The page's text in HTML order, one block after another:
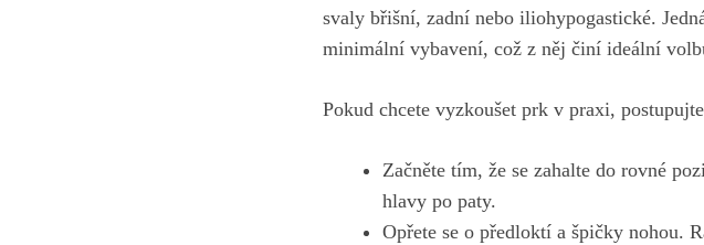
svaly břišní, zadní nebo iliohypogastické.
minimální vybavení, což z něj činí ideální
Pokud​ chcete vyzkoušet prk v praxi,
Začněte tím, že se zahalte do rovné
hlavy po paty.
Opřete se o předloktí a špičky ⁢nohou.